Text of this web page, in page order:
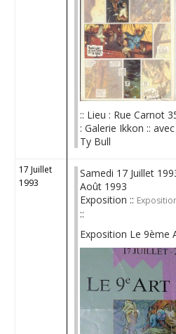
:: Lieu : Rue Carnot
: Galerie Ikkon ::
Ty Bull
17 Juillet
1993
Samedi 17 Juillet
Août 1993
Exposition ::
::
Exposition Le 9ème